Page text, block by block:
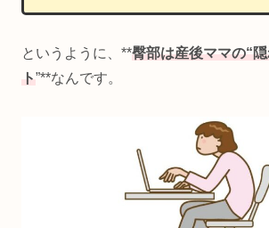
というように、**臀部は産後ママの“
ト”**なんです。